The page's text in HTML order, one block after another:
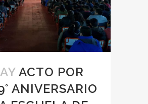
ACTO POR
ANIVERSARIO